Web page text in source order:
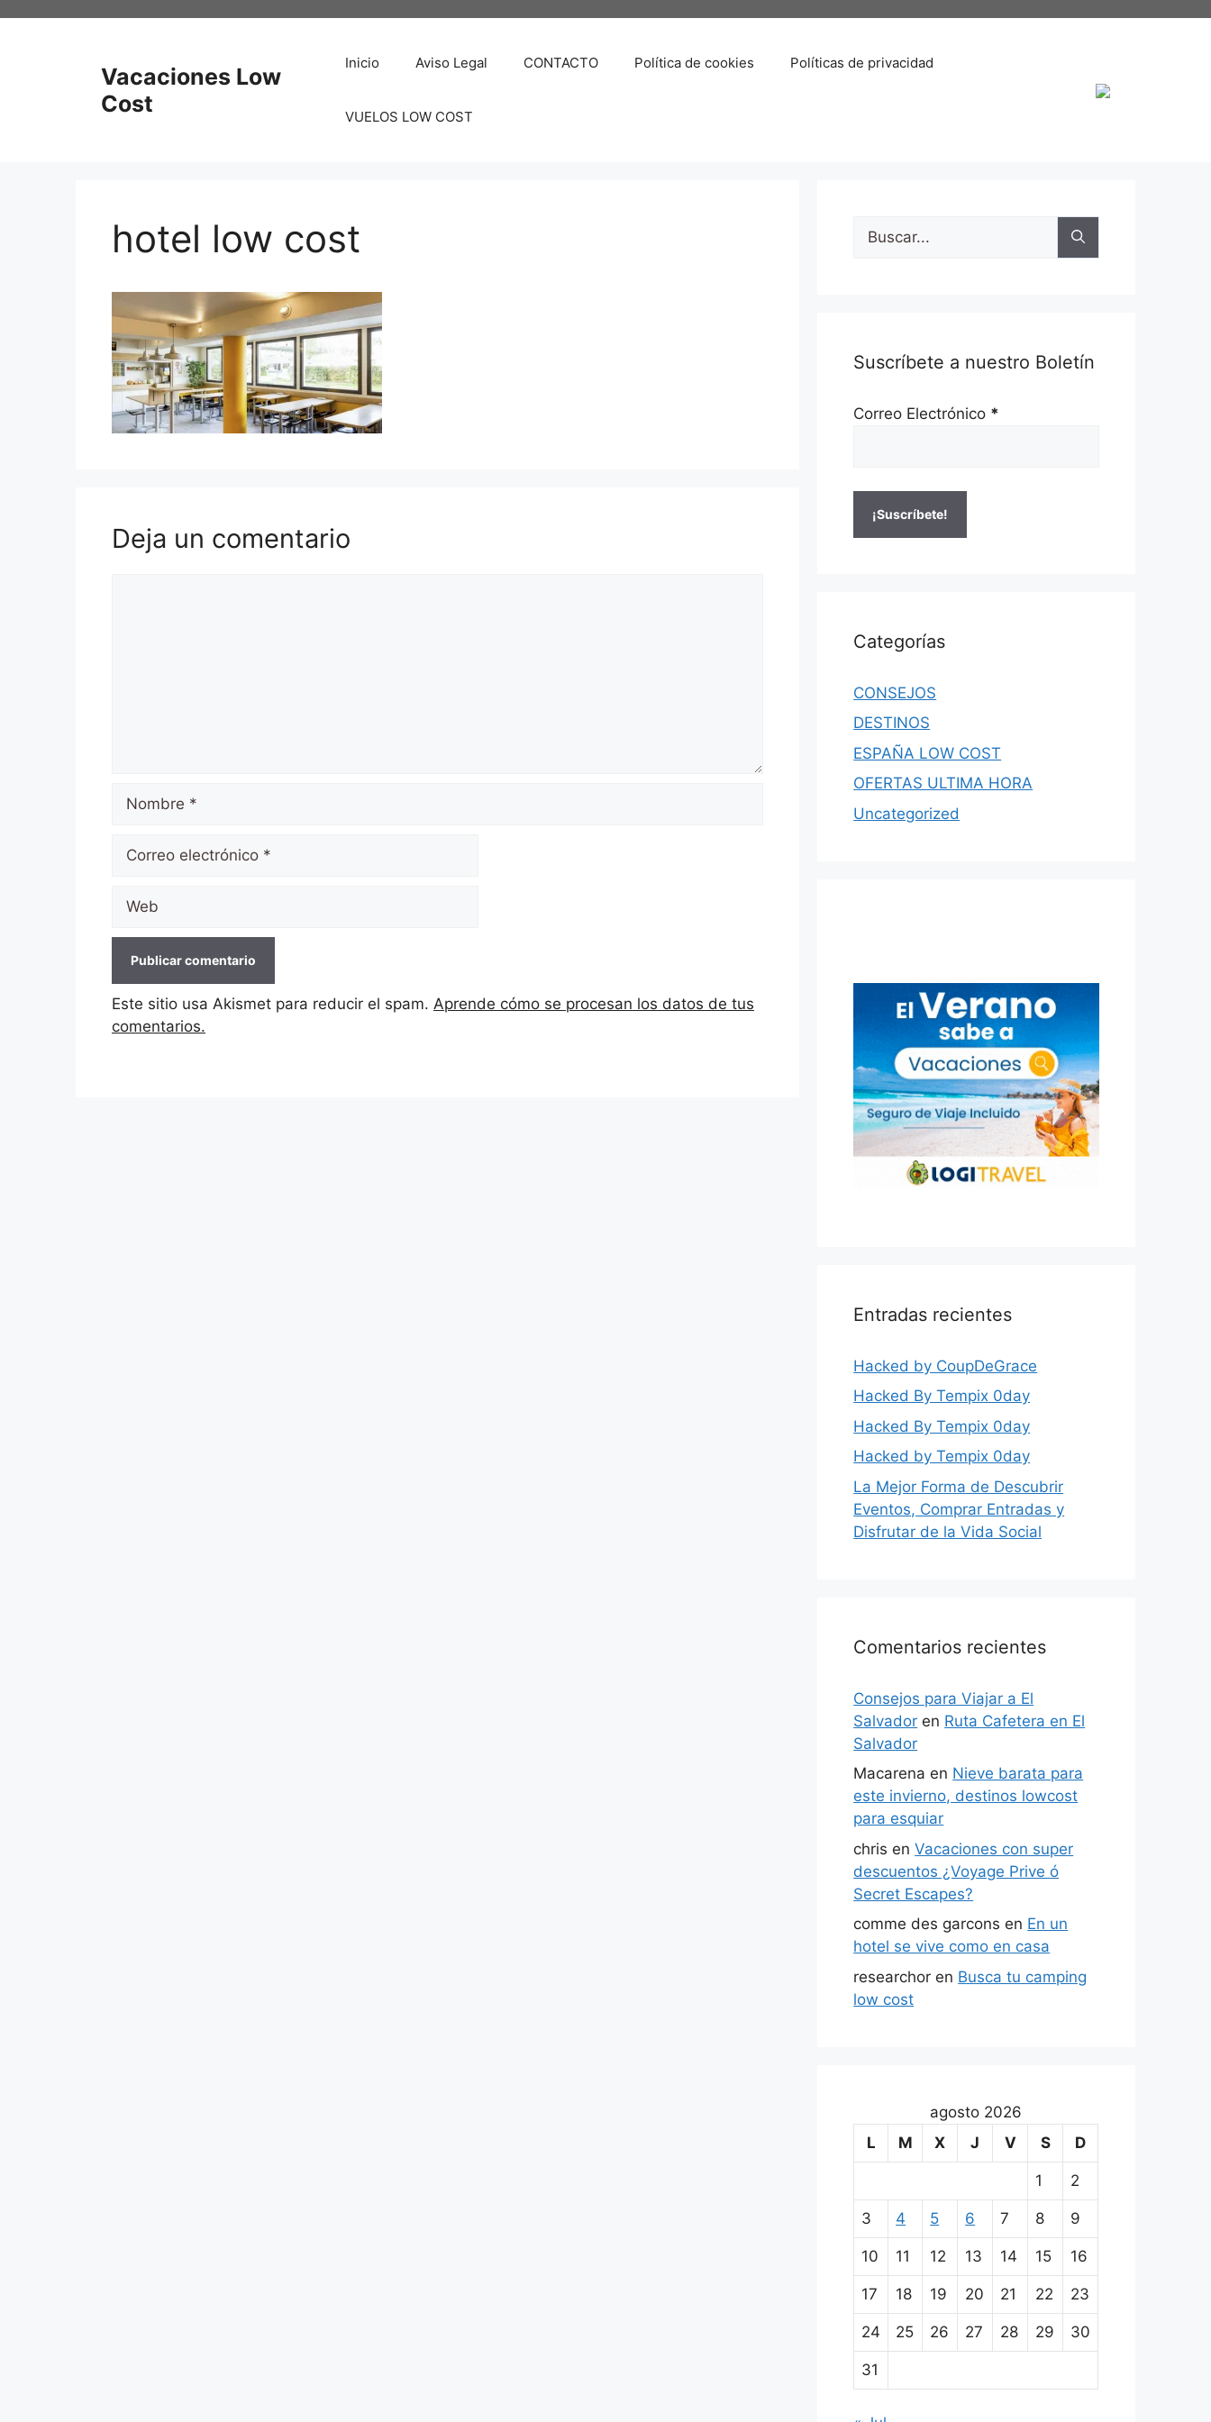
Vacaciones Low
Cost
Inicio Aviso Legal CONTACTO Política de cookies Políticas de privacidad
VUELOS LOW COST
hotel low cost
Deja un comentario
Nombre
Correo
electrónico
Web
Este sitio usa Akismet para reducir el spam. Aprende cómo se procesan los datos de tus
comentarios.
Buscar:
Suscríbete a nuestro Boletín
Correo Electrónico *
Categorías
CONSEJOS
DESTINOS
ESPAÑA LOW COST
OFERTAS ULTIMA HORA
Uncategorized
Entradas recientes
Hacked by CoupDeGrace
Hacked By Tempix 0day
Hacked By Tempix 0day
Hacked by Tempix 0day
La Mejor Forma de Descubrir
Eventos, Comprar Entradas y
Disfrutar de la Vida Social
Comentarios recientes
Consejos para Viajar a El
Salvador en Ruta Cafetera en El
Salvador
Macarena en Nieve barata para
este invierno, destinos lowcost
para esquiar
chris enVacaciones con super
descuentos ¿Voyage Prive ó
Secret Escapes?
comme des garcons en En un
hotel se vive como en casa
researchor en Busca tu camping
low cost
agosto 2026
L
M X J V S D
1 2
3 4 5 6 7 8 9
10 11 12 13 14 15 16
17 18 19 20 21 22 23
24 25 26 27 28 29 30
31